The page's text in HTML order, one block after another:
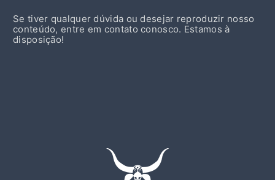
Se tiver qualquer dúvida ou desejar reproduzir nosso
conteúdo, entre em contato conosco. Estamos à
disposição!